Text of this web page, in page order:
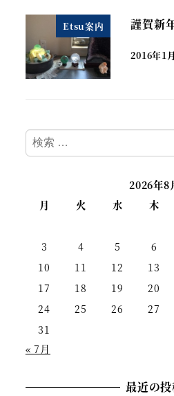
Etsu案内 謹賀新
2016年1
検
索
2026年8
月
火 水 木
3
4 5 6
10
11 12 13
17
18 19 20
24
25 26 27
31
« 7月
最近の